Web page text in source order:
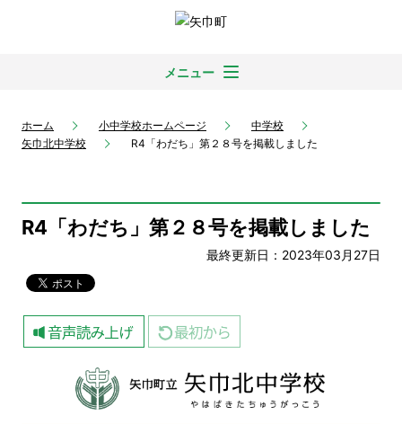
メニュー
ホーム 小中学校ホームページ
中学校
矢巾北中学校
R4「わだち」第２８号を掲載しました
R4「わだち」第２８号を掲載しました
最終更新日：2023年03月27日